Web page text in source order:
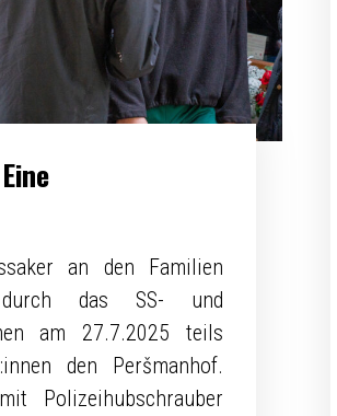
an den Familien
das SS- und
am 27.7.2025 teils
den Peršmanhof.
Polizeihubschrauber